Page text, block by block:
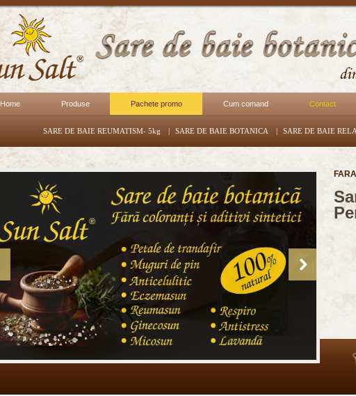
Home Produse Pachete promo Cum comand Contact
SARE DE BAIE REUMATISM- 5kg | SARE DE BAIE BOTANICA | SARE DE BAIE